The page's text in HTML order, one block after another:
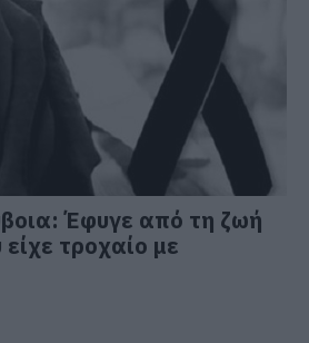
Έφυγε από τη ζωή
τροχαίο με